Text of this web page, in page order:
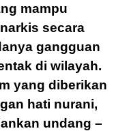
mampu
secara
gangguan
di wilayah.
yang diberikan
hati nurani,
undang –